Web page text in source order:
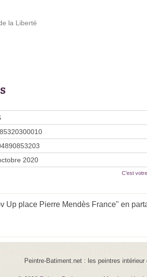
la Liberté
2020
C'est
Up place Pierre Mendès France" en
Peintre-Batiment.net : les peintres